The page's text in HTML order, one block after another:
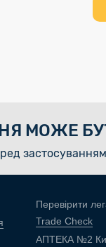
МОЖЕ
Перевірити
Trade Check
АПТЕКА №2